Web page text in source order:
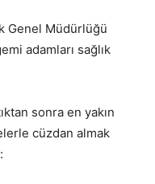
Genel Müdürlüğü
adamları sağlık
sonra en yakın
cüzdan almak